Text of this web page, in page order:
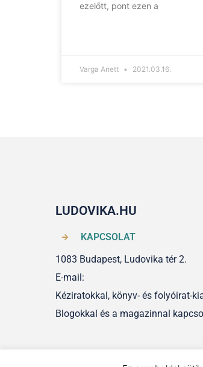
ezelőtt, pont ezen a
Varga Anett 2021.03.16.
LUDOVIKA.HU
KAPCSOLAT
1083 Budapest, Ludovika tér 2.
E-mail:
Kéziratokkal, könyv- és folyóirat-
Blogokkal és a magazinnal